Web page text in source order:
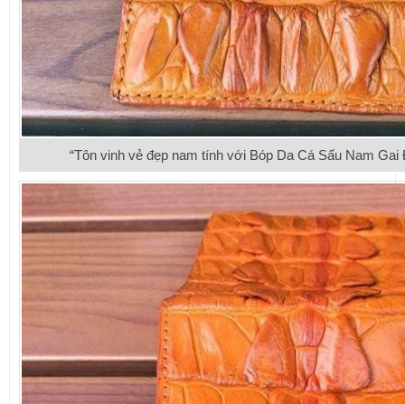
“Tôn vinh vẻ đẹp nam tính với Bóp Da Cá Sấu Nam Gai